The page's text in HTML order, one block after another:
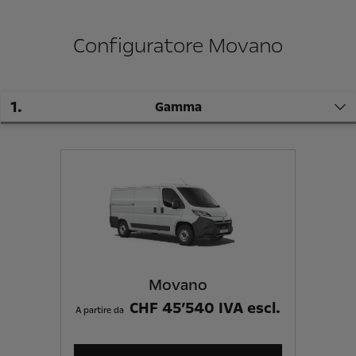
Configuratore Movano
1. Gamma
Movano
A partire da CHF 45’540 IVA escl.